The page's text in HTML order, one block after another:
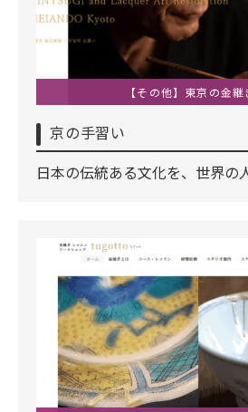
【その他】東京の金継
京の手習い
日本の伝統ある文化を、世界の